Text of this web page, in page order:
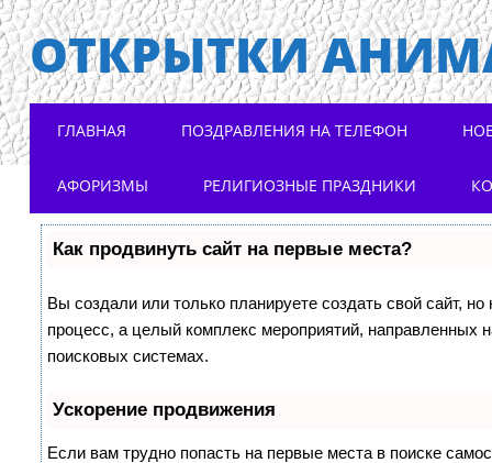
ОТКРЫТКИ
Main menu
ГЛАВНАЯ ПОЗДРАВЛЕНИЯ НА ТЕЛЕФОН
АФОРИЗМЫ РЕЛИГИОЗНЫЕ ПРАЗДНИКИ
Как продвинуть сайт на первые места?
Вы создали или только планируете создать свой сайт,
процесс, а целый комплекс мероприятий, направленных
поисковых системах.
Ускорение продвижения
Если вам трудно попасть на первые места в поиске